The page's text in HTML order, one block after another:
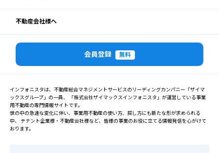
不動産会社様へ
会員登録 無料
インフォニスタは、不動産総合マネジメントサービスのリーディングカンパニー「ザイマ
ックスグループ」の一員、 「株式会社ザイマックスインフォニスタ」が運営している事業
用不動産の専門情報サイトです。
世の中の急速な変化に伴い、事業用不動産の使い方、探し方にも新たな形が求められる
中、 テナント企業様・不動産会社様など、皆様の事業のお役に立てる情報発信を心がけて
おります。